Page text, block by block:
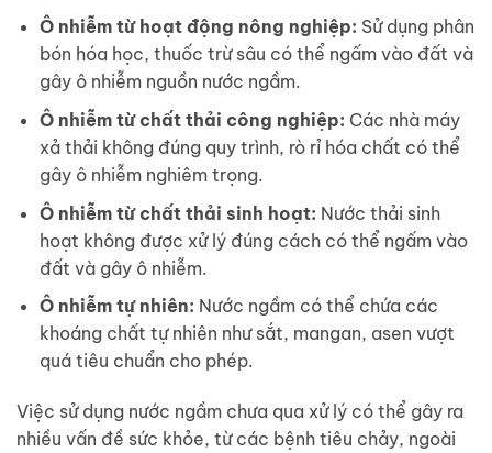
Ô nhiễm từ hoạt động nông nghiệp: Sử dụng phân
bón hóa học, thuốc trừ sâu có thể ngấm vào đất và
gây ô nhiễm nguồn nước ngầm.
Ô nhiễm từ chất thải công nghiệp: Các nhà máy
xả thải không đúng quy trình, rò rỉ hóa chất có thể
gây ô nhiễm nghiêm trọng.
Ô nhiễm từ chất thải sinh hoạt: Nước thải sinh
hoạt không được xử lý đúng cách có thể ngấm vào
đất và gây ô nhiễm.
Ô nhiễm tự nhiên: Nước ngầm có thể chứa các
khoáng chất tự nhiên như sắt, mangan, asen vượt
quá tiêu chuẩn cho phép.
Việc sử dụng nước ngầm chưa qua xử lý có thể gây ra
nhiều vấn đề sức khỏe, từ các bệnh tiêu chảy, ngoài